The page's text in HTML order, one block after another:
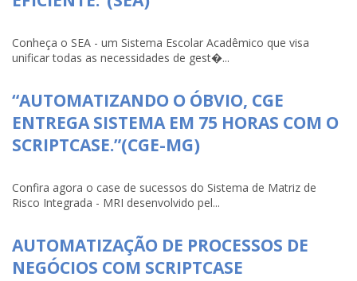
Conheça o SEA - um Sistema Escolar Acadêmico que visa
unificar todas as necessidades de gest�...
“AUTOMATIZANDO O ÓBVIO, CGE
ENTREGA SISTEMA EM 75 HORAS COM O
SCRIPTCASE.”(CGE-MG)
Confira agora o case de sucessos do Sistema de Matriz de
Risco Integrada - MRI desenvolvido pel...
AUTOMATIZAÇÃO DE PROCESSOS DE
NEGÓCIOS COM SCRIPTCASE